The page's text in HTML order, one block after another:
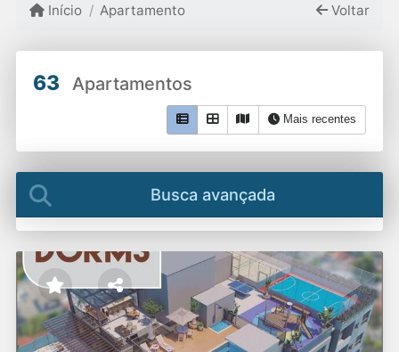
Início Apartamento Voltar
63 Apartamentos
Mais recentes
Busca avançada